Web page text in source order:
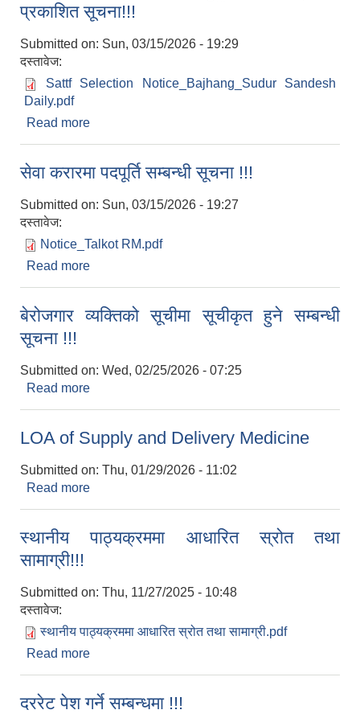
प्रकाशित सूचना!!!
Submitted on: Sun, 03/15/2026 - 19:29
दस्तावेज:
Sattf Selection Notice_Bajhang_Sudur Sandesh
Daily.pdf
Read more
सेवा करारमा पदपूर्ति सम्बन्धी सूचना !!!
Submitted on: Sun, 03/15/2026 - 19:27
दस्तावेज:
Notice_Talkot RM.pdf
Read more
बेरोजगार व्यक्तिको सूचीमा सूचीकृत हुने सम्बन्धी
सूचना !!!
Submitted on: Wed, 02/25/2026 - 07:25
Read more
LOA of Supply and Delivery Medicine
Submitted on: Thu, 01/29/2026 - 11:02
Read more
स्थानीय पाठ्यक्रममा आधारित स्रोत तथा
सामाग्री!!!
Submitted on: Thu, 11/27/2025 - 10:48
दस्तावेज:
स्थानीय पाठ्यक्रममा आधारित स्रोत तथा सामाग्री.pdf
Read more
दररेट पेश गर्ने सम्बन्धमा !!!